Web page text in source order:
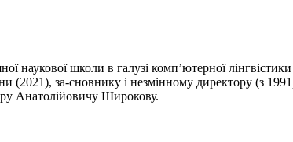
наукової школи в галузі комп’ютерної лінгвістики
(2021), за-сновнику і незмінному директору (з
Анатолійовичу Широкову.